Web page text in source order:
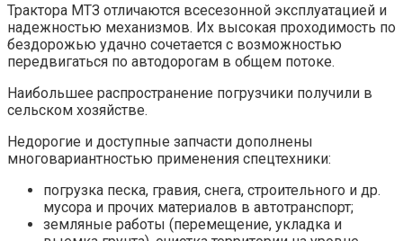
Трактора МТЗ отличаются всесезонной эксплуатацией и
надежностью механизмов. Их высокая проходимость по
бездорожью удачно сочетается с возможностью
передвигаться по автодорогам в общем потоке.
Наибольшее распространение погрузчики получили в
сельском хозяйстве.
Недорогие и доступные запчасти дополнены
многовариантностью применения спецтехники:
погрузка песка, гравия, снега, строительного и др.
мусора и прочих материалов в автотранспорт;
земляные работы (перемещение, укладка и